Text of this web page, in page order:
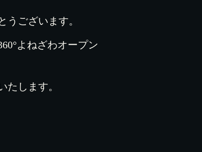
うございます。
よねざわオープン
します。